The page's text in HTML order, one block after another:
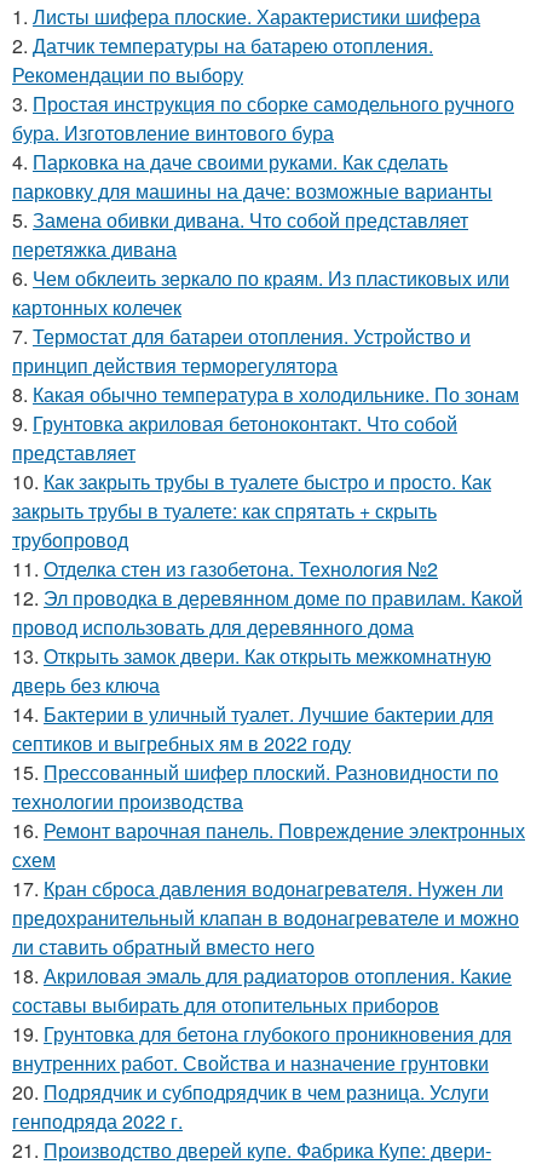
1. Листы шифера плоские. Характеристики шифера
2. Датчик температуры на батарею отопления.
Рекомендации по выбору
3. Простая инструкция по сборке самодельного ручного
бура. Изготовление винтового бура
4. Парковка на даче своими руками. Как сделать
парковку для машины на даче: возможные варианты
5. Замена обивки дивана. Что собой представляет
перетяжка дивана
6. Чем обклеить зеркало по краям. Из пластиковых или
картонных колечек
7. Термостат для батареи отопления. Устройство и
принцип действия терморегулятора
8. Какая обычно температура в холодильнике. По зонам
9. Грунтовка акриловая бетоноконтакт. Что собой
представляет
10. Как закрыть трубы в туалете быстро и просто. Как
закрыть трубы в туалете: как спрятать + скрыть
трубопровод
11. Отделка стен из газобетона. Технология №2
12. Эл проводка в деревянном доме по правилам. Какой
провод использовать для деревянного дома
13. Открыть замок двери. Как открыть межкомнатную
дверь без ключа
14. Бактерии в уличный туалет. Лучшие бактерии для
септиков и выгребных ям в 2022 году
15. Прессованный шифер плоский. Разновидности по
технологии производства
16. Ремонт варочная панель. Повреждение электронных
схем
17. Кран сброса давления водонагревателя. Нужен ли
предохранительный клапан в водонагревателе и можно
ли ставить обратный вместо него
18. Акриловая эмаль для радиаторов отопления. Какие
составы выбирать для отопительных приборов
19. Грунтовка для бетона глубокого проникновения для
внутренних работ. Свойства и назначение грунтовки
20. Подрядчик и субподрядчик в чем разница. Услуги
генподряда 2022 г.
21. Производство дверей купе. Фабрика Купе: двери-